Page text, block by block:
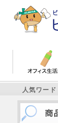
人気ワード